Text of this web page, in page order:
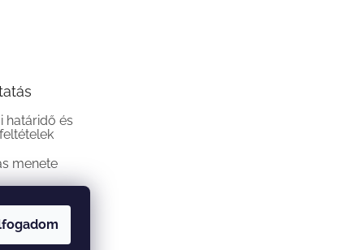
határidő és
menete